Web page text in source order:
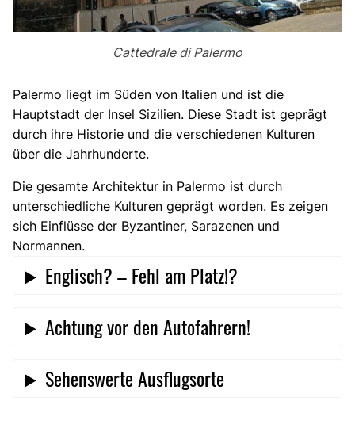
Cattedrale di Palermo
Palermo liegt im Süden von Italien und ist die
Hauptstadt der Insel Sizilien. Diese Stadt ist geprägt
durch ihre Historie und die verschiedenen Kulturen
über die Jahrhunderte.
Die gesamte Architektur in Palermo ist durch
unterschiedliche Kulturen geprägt worden. Es zeigen
sich Einflüsse der Byzantiner, Sarazenen und
Normannen.
Englisch? – Fehl am Platz!?
Achtung vor den Autofahrern!
Sehenswerte Ausflugsorte